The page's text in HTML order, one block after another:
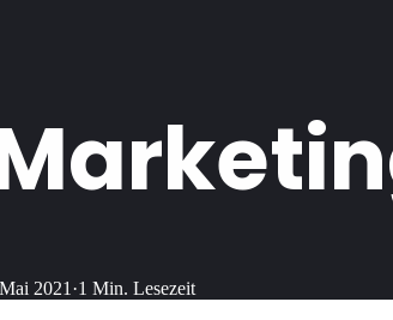
2021 ·1 Min. Lesezeit